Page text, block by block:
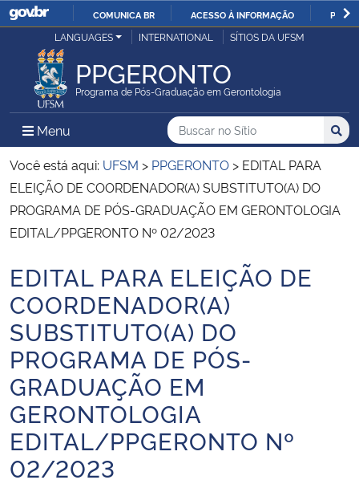
IR
O
COMUNICA BR ACESSO À INFORMAÇÃO
Ministério da Justiça e Segurança Pública
Ministério da Defesa
Ministério das Relações Exteriores
Ministério da Economia
Ministério da Agricultura, Pecuária e Abastecimento
Ministério da Educação
Ministério da Cidadania
Ministério da Saúde
Ministério de Minas e Energia
LANGUAGES INTERNATIONAL SÍTIOS DA UFSM
PPGERONTO
Programa de Pós-Graduação em Gerontologia
Menu Menu Principal do Sítio
Busca
Buscar no no Sítio
Busca:
Você está aqui: UFSM > PPGERONTO > EDITAL PARA
ELEIÇÃO DE COORDENADOR(A) SUBSTITUTO(A) DO
PROGRAMA DE PÓS-GRADUAÇÃO EM GERONTOLOGIA
EDITAL/PPGERONTO Nº 02/2023
Início do conteúdo
EDITAL PARA ELEIÇÃO DE
COORDENADOR(A)
SUBSTITUTO(A) DO
PROGRAMA DE PÓS-
GRADUAÇÃO EM
GERONTOLOGIA
EDITAL/PPGERONTO Nº
02/2023